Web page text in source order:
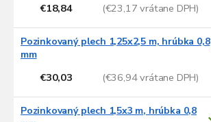
v
€18,84 (€23,17 vrátane DPH)
Pozinkovaný plech 1,25x2,5 m, hrúbka 0,8
mm
€30,03 (€36,94 vrátane DPH)
Pozinkovaný plech 1,5x3 m, hrúbka 0,8